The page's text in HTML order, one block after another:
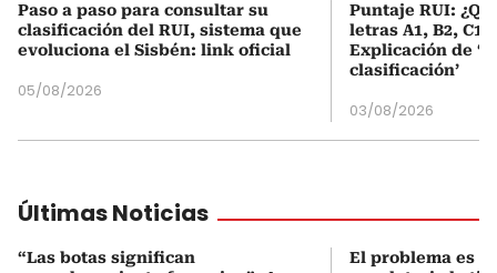
Paso a paso para consultar su
clasificación del RUI, sistema que
evoluciona el Sisbén: link oficial
05/08/2026
Puntaje RUI:
letras A1, B2, C1
Explicación de
clasificación’
03/08/2026
Últimas Noticias
“Las botas significan
El problema es